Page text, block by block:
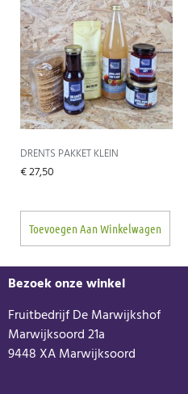
DRENTS PAKKET KLEIN
€27,50
Toevoegen Aan Winkelwagen
Bezoek onze winkel
Fruitbedrijf De Marwijkshof
Marwijksoord 21a
9448 XA Marwijksoord